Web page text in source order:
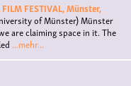
FESTIVAL, Münster,
of Münster)Münster
are claiming space in it. The
...mehr...